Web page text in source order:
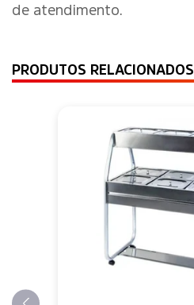
de atendimento.
PRODUTOS RELACIONADOS